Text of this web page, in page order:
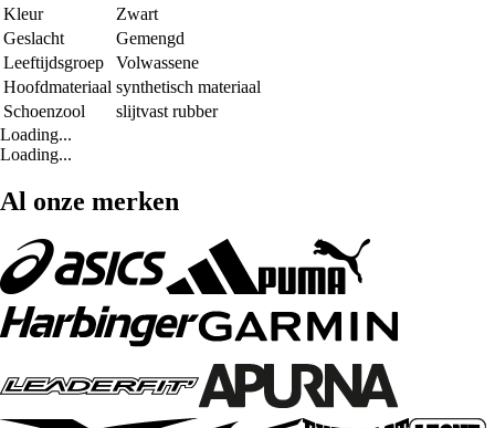
Kleur
Zwart
Geslacht
Gemengd
Leeftijdsgroep
Volwassene
Hoofdmateriaal synthetisch materiaal
Schoenzool
slijtvast rubber
Loading...
Loading...
Al onze merken